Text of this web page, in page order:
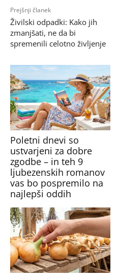
Prejšnji članek
Živilski odpadki: Kako jih
zmanjšati, ne da bi
spremenili celotno življenje
Poletni dnevi so
ustvarjeni za dobre
zgodbe – in teh 9
ljubezenskih romanov
vas bo pospremilo na
najlepši oddih